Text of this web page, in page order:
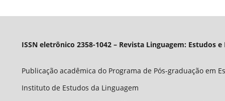
ISSN eletrônico 2358-1042 – Revista Linguagem: Estudos e
Publicação acadêmica do Programa de Pós-graduação em
Instituto de Estudos da Linguagem